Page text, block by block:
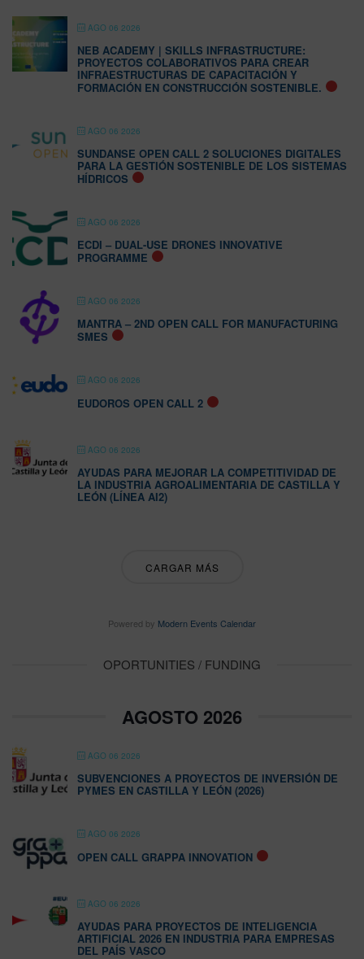
AGO 06 2026
NEB ACADEMY | SKILLS INFRASTRUCTURE:
PROYECTOS COLABORATIVOS PARA CREAR
INFRAESTRUCTURAS DE CAPACITACIÓN Y
FORMACIÓN EN CONSTRUCCIÓN SOSTENIBLE.
AGO 06 2026
SUNDANSE OPEN CALL 2 SOLUCIONES DIGITALES
PARA LA GESTIÓN SOSTENIBLE DE LOS SISTEMAS
HÍDRICOS
AGO 06 2026
ECDI – DUAL-USE DRONES INNOVATIVE
PROGRAMME
AGO 06 2026
MANTRA – 2ND OPEN CALL FOR MANUFACTURING
SMES
AGO 06 2026
EUDOROS OPEN CALL 2
AGO 06 2026
AYUDAS PARA MEJORAR LA COMPETITIVIDAD DE
LA INDUSTRIA AGROALIMENTARIA DE CASTILLA Y
LEÓN (LÍNEA AI2)
CARGAR MÁS
Powered by Modern Events Calendar
OPORTUNITIES / FUNDING
AGOSTO 2026
AGO 06 2026
SUBVENCIONES A PROYECTOS DE INVERSIÓN DE
PYMES EN CASTILLA Y LEÓN (2026)
AGO 06 2026
OPEN CALL GRAPPA INNOVATION
AGO 06 2026
AYUDAS PARA PROYECTOS DE INTELIGENCIA
ARTIFICIAL 2026 EN INDUSTRIA PARA EMPRESAS
DEL PAÍS VASCO